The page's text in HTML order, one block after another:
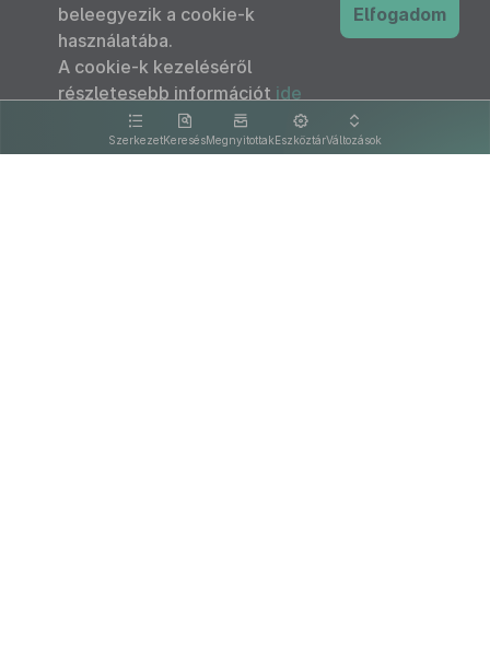
SzerkezetKeresésMegnyitottakEszköztárVáltozások
beleegyezik a cookie-k
használatába.
A cookie-k kezeléséről
részletesebb információt ide
kattintva olvashat.
Elfogadom